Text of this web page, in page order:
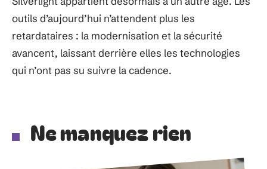
outils d’aujourd’hui n’attendent plus les
retardataires : la modernisation et la sécurité
avancent, laissant derrière elles les technologies
qui n’ont pas su suivre la cadence.
Ne manquez rien